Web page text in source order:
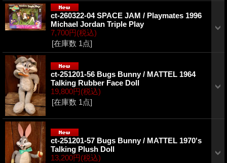
ct-260322-04 SPACE JAM / Playmates 1996
Michael Jordan Triple Play
7,700円(税込)
[在庫数 1点]
ct-251201-56 Bugs Bunny / MATTEL 1964
Talking Rubber Face Doll
19,800円(税込)
[在庫数 1点]
ct-251201-57 Bugs Bunny / MATTEL 1970's
Talking Plush Doll
13,200円(税込)